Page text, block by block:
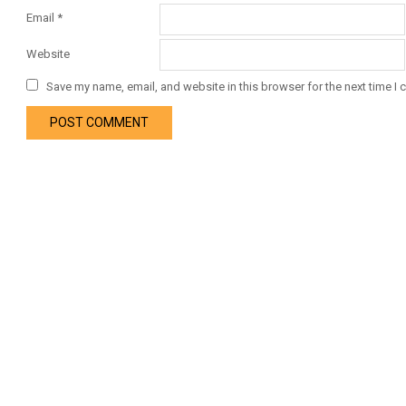
Email *
Website
Save my name, email, and website in this browser for the next time I